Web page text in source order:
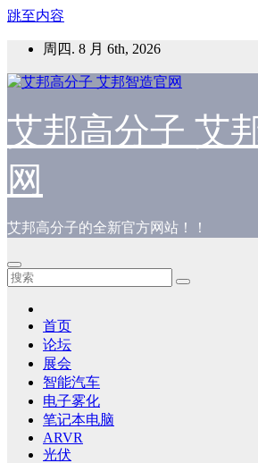
跳至内容
周四. 8 月 6th, 2026
艾邦高分子 艾
网
艾邦高分子的全新官方网站！！
首页
论坛
展会
智能汽车
电子雾化
笔记本电脑
ARVR
光伏